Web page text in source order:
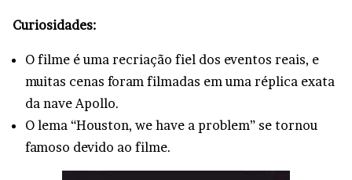
Curiosidades:
O filme é uma recriação fiel dos eventos reais, e
muitas cenas foram filmadas em uma réplica exata
da nave Apollo.
O lema “Houston, we have a problem” se tornou
famoso devido ao filme.